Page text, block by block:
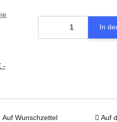
-
In
Auf Wunschzettel Auf